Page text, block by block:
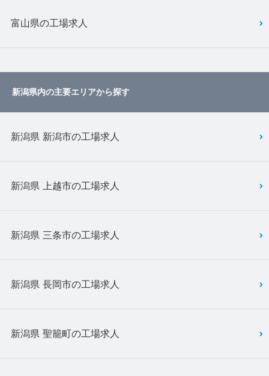
富山県の工場求人
新潟県内の主要エリアから探す
新潟県 新潟市の工場求人
新潟県 上越市の工場求人
新潟県 三条市の工場求人
新潟県 長岡市の工場求人
新潟県 聖籠町の工場求人